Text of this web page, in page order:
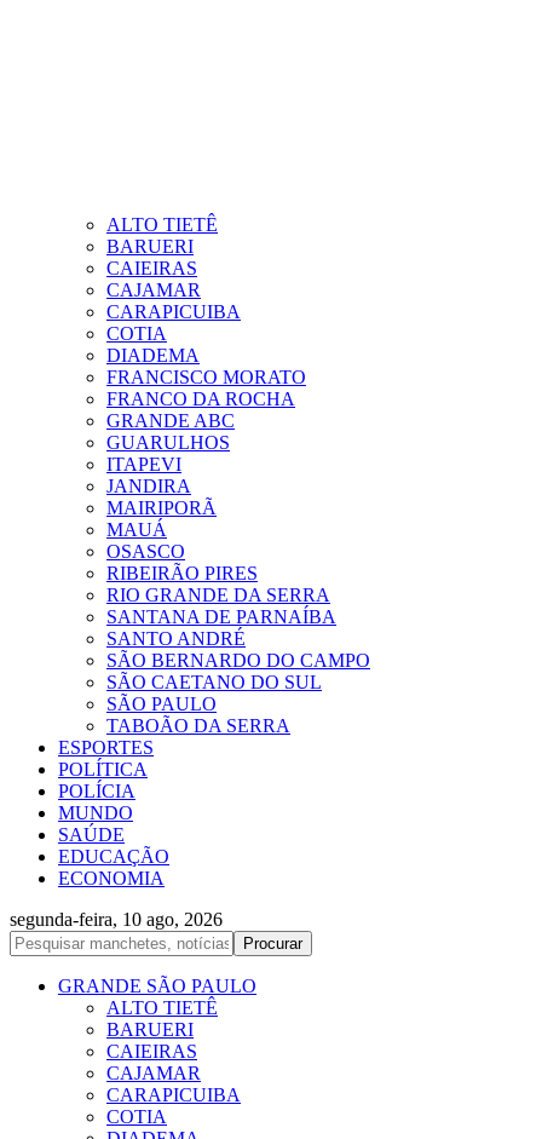
ALTO TIETÊ
BARUERI
CAIEIRAS
CAJAMAR
CARAPICUIBA
COTIA
DIADEMA
FRANCISCO MORATO
FRANCO DA ROCHA
GRANDE ABC
GUARULHOS
ITAPEVI
JANDIRA
MAIRIPORÃ
MAUÁ
OSASCO
RIBEIRÃO PIRES
RIO GRANDE DA SERRA
SANTANA DE PARNAÍBA
SANTO ANDRÉ
SÃO BERNARDO DO CAMPO
SÃO CAETANO DO SUL
SÃO PAULO
TABOÃO DA SERRA
ESPORTES
POLÍTICA
POLÍCIA
MUNDO
SAÚDE
EDUCAÇÃO
ECONOMIA
segunda-feira, 10 ago, 2026
GRANDE SÃO PAULO
ALTO TIETÊ
BARUERI
CAIEIRAS
CAJAMAR
CARAPICUIBA
COTIA